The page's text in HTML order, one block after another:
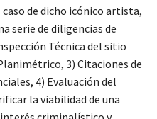
de dicho icónico artista,
serie de diligencias de
Técnica del sitio
3) Citaciones de
4) Evaluación del
la viabilidad de una